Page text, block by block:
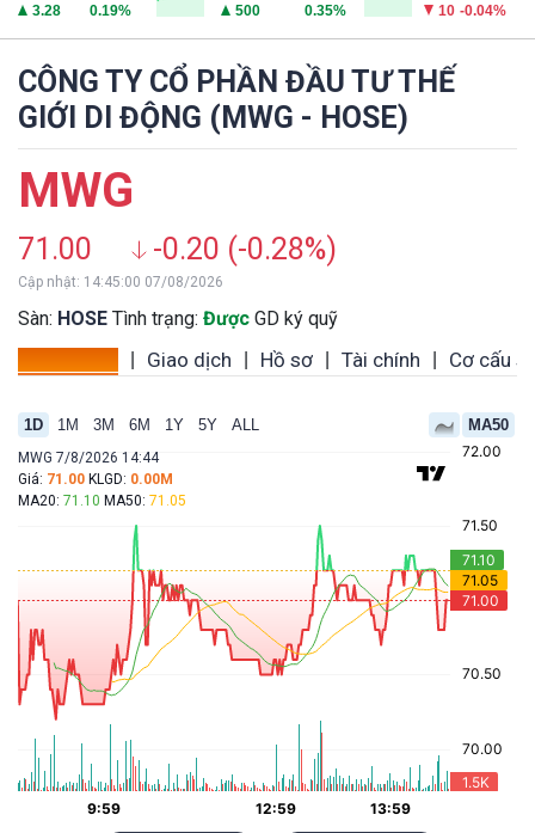
3.28
0.19%
500
0.35%
10 -0.04%
CÔNG TY CỔ PHẦN ĐẦU TƯ THẾ
GIỚI DI ĐỘNG (MWG - HOSE)
MWG
71.00 -0.20 (-0.28%)
Cập nhật: 14:45:00 07/08/2026
Sàn: HOSE Tình trạng: Được GD ký quỹ
Giao dịch Hồ sơ Tài chính Cơ cấu
1D 1M 3M 6M 1Y 5Y ALL MA50
MWG 7/8/2026 14:44
Giá: 71.00 KLGD: 0.00M
MA20: 71.10 MA50: 71.05